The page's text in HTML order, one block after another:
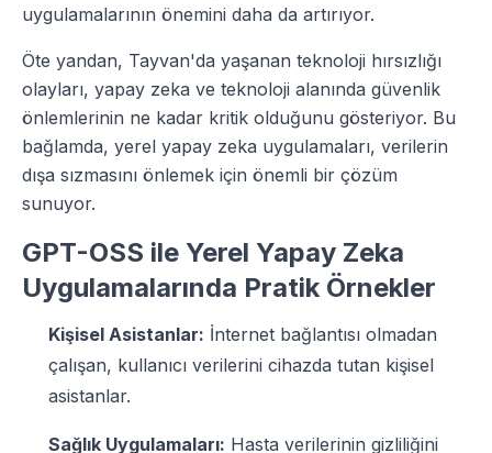
uygulamalarının önemini daha da artırıyor.
Öte yandan, Tayvan'da yaşanan teknoloji hırsızlığı
olayları, yapay zeka ve teknoloji alanında güvenlik
önlemlerinin ne kadar kritik olduğunu gösteriyor. Bu
bağlamda, yerel yapay zeka uygulamaları, verilerin
dışa sızmasını önlemek için önemli bir çözüm
sunuyor.
GPT-OSS ile Yerel Yapay Zeka
Uygulamalarında Pratik Örnekler
Kişisel Asistanlar: İnternet bağlantısı olmadan
çalışan, kullanıcı verilerini cihazda tutan kişisel
asistanlar.
Sağlık Uygulamaları: Hasta verilerinin gizliliğini